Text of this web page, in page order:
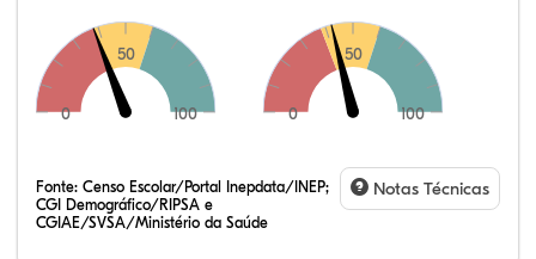
0
50
100 0
50
100
Fonte: Censo Escolar/Portal Inepdata/INEP;
CGI Demográfico/RIPSA e
CGIAE/SVSA/Ministério da Saúde
Notas Técnicas